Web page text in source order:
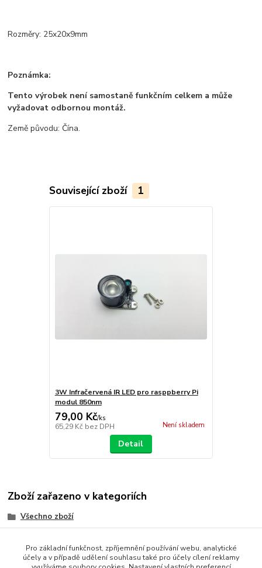
Rozměry: 25x20x9mm
Poznámka:
Tento výrobek není samostaně funkčním celkem a může
vyžadovat odbornou montáž.
Země původu: Čína.
Související zboží 1
3W Infračervená IR LED pro rasppberry Pi
modul 850nm
79,00 Kč/ks
65,29 Kč bez DPH Není skladem
Detail
Zboží zařazeno v kategoriích
Všechno zboží
Senzory a moduly
Pro základní funkčnost, zpříjemnění používání webu, analytické
účely a v případě udělení souhlasu také pro účely cílení reklamy